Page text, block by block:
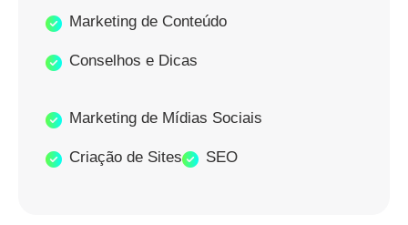
Marketing de Conteúdo
Conselhos e Dicas
Marketing de Mídias Sociais
Criação de Sites SEO